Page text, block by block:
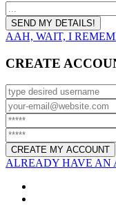
AAH, WAIT, I
CREATE
ALREADY HAVE AN